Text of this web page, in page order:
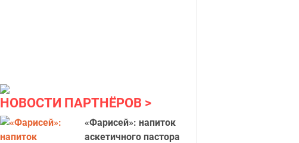
НОВОСТИ ПАРТНЁРОВ
«Фарисей»: напиток
аскетичного пастора